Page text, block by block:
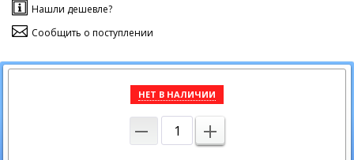
Нашли дешевле?
Сообщить о поступлении
НЕТ В НАЛИЧИИ